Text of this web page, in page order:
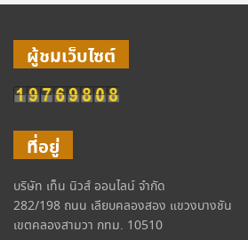
ผู้ชมเว็บไซต์
ที่อยู่
บริษัท เท็น นิวส์ ออนไลน์ จำกัด
282/198 ถนน เลียบคลองสอง แขวงบางชัน
เขตคลองสามวา กทม. 10510